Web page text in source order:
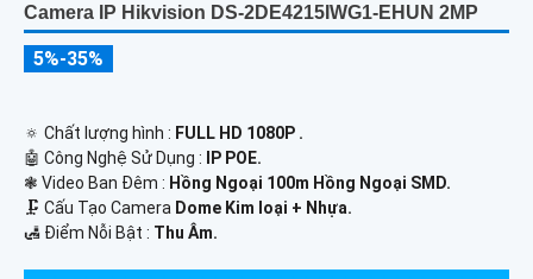
Camera IP Hikvision DS-2DE4215IWG1-EHUN 2MP
5%-35%
🔅 Chất lượng hình : FULL HD 1080P .
🤖️ Công Nghệ Sử Dụng : IP POE.
❃ Video Ban Đêm : Hồng Ngoại 100m Hồng Ngoại SMD.
🗜️ Cấu Tạo Camera Dome Kim loại + Nhựa.
️🛃 Điểm Nỗi Bật : Thu Âm.